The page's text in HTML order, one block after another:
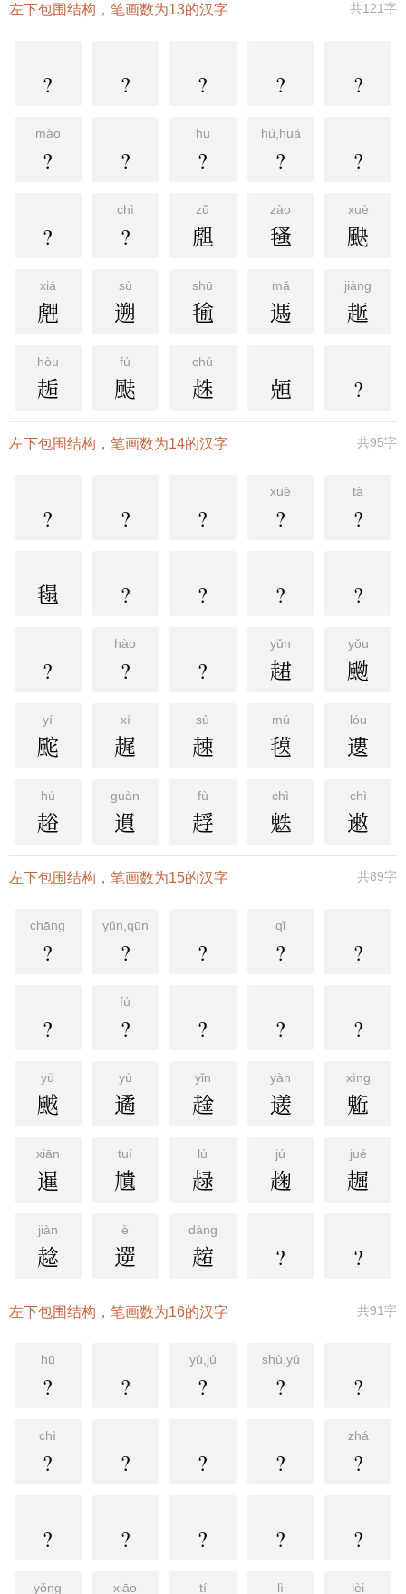
共121字
左下包围结构，笔画数为13的汉字
? ? ? ? ?
mào
? ?
hū
?
hú,huá
? ?
?
chì
?
zǔ
䖕
zào
㲧
xuè
䫼
xiá
䖖
sù
遡
shū
毺
mǎ
遤
jiàng
䞪
hòu
䞧
fú
颫
chú
趎 兡 ?
共95字
左下包围结构，笔画数为14的汉字
? ? ?
xuè
?
tà
?
㲩 ? ? ? ?
?
hào
? ?
yǔn
䞫
yǒu
䬀
yí
䬁
xí
趘
sù
趚
mú
氁
lóu
遱
hú
䞱
guàn
遦
fù
䞯
chì
䰡
chì
遫
共89字
左下包围结构，笔画数为15的汉字
chāng
?
yǔn,qūn
? ?
qǐ
? ?
?
fú
? ? ? ?
yù
䬄
yù
遹
yǐn
趛
yàn
䢭
xìng
䰢
xiān
暹
tuí
尵
lù
趢
jú
趜
jué
䞷
jiàn
趝
è
遻
dàng
趤 ? ?
共91字
左下包围结构，笔画数为16的汉字
hū
? ?
yù,jú
?
shù,yú
? ?
chì
? ? ? ?
zhá
?
? ? ? ? ?
yǒng xiāo tí lì lèi